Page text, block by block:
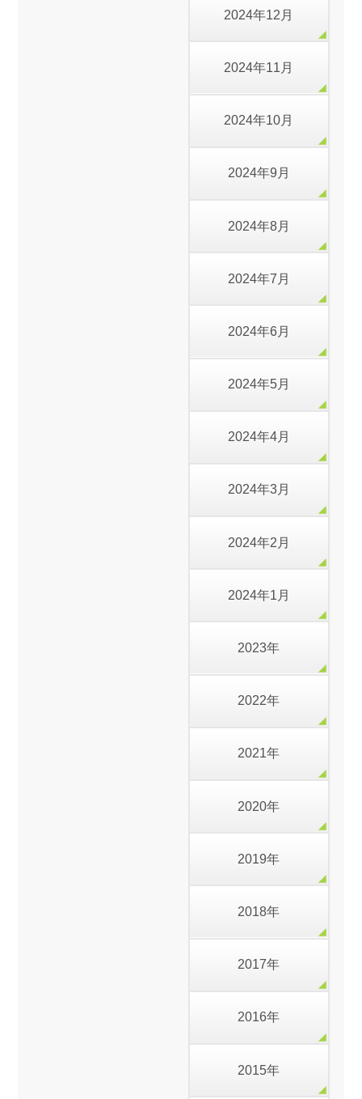
2024年12月
2024年11月
2024年10月
2024年9月
2024年8月
2024年7月
2024年6月
2024年5月
2024年4月
2024年3月
2024年2月
2024年1月
2023年
2022年
2021年
2020年
2019年
2018年
2017年
2016年
2015年